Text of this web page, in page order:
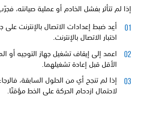
إذا لم تتأثر بفشل الخادم أو عملية صيانته،
اختبار الاتصال بالإنترنت.
الأقل قبل إعادة تشغيلهما.
إذا لم تنجح أي من الحلول السابقة،
لاحتمال ازدحام الحركة على الخط مؤقتًا.